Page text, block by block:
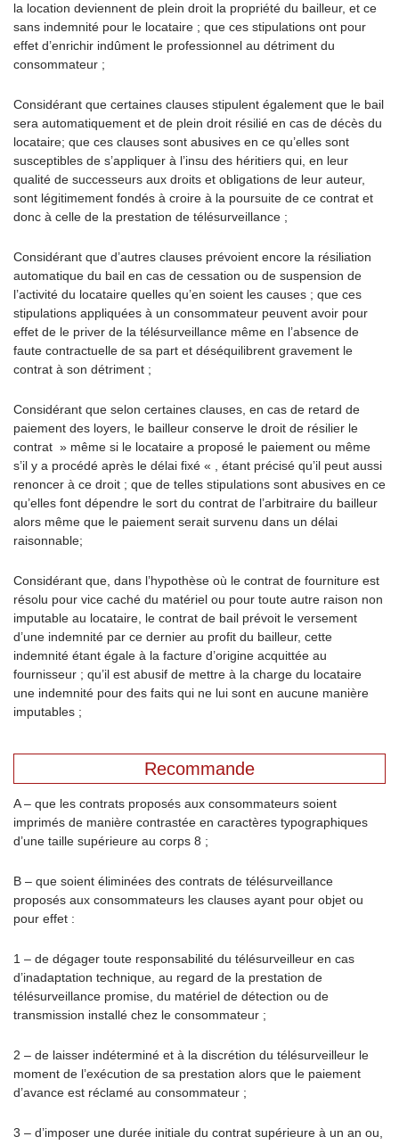
la location deviennent de plein droit la propriété du bailleur, et ce
sans indemnité pour le locataire ; que ces stipulations ont pour
effet d’enrichir indûment le professionnel au détriment du
consommateur ;
Considérant que certaines clauses stipulent également que le bail
sera automatiquement et de plein droit résilié en cas de décès du
locataire; que ces clauses sont abusives en ce qu’elles sont
susceptibles de s’appliquer à l’insu des héritiers qui, en leur
qualité de successeurs aux droits et obligations de leur auteur,
sont légitimement fondés à croire à la poursuite de ce contrat et
donc à celle de la prestation de télésurveillance ;
Considérant que d’autres clauses prévoient encore la résiliation
automatique du bail en cas de cessation ou de suspension de
l’activité du locataire quelles qu’en soient les causes ; que ces
stipulations appliquées à un consommateur peuvent avoir pour
effet de le priver de la télésurveillance même en l’absence de
faute contractuelle de sa part et déséquilibrent gravement le
contrat à son détriment ;
Considérant que selon certaines clauses, en cas de retard de
paiement des loyers, le bailleur conserve le droit de résilier le
contrat » même si le locataire a proposé le paiement ou même
s’il y a procédé après le délai fixé « , étant précisé qu’il peut aussi
renoncer à ce droit ; que de telles stipulations sont abusives en ce
qu’elles font dépendre le sort du contrat de l’arbitraire du bailleur
alors même que le paiement serait survenu dans un délai
raisonnable;
Considérant que, dans l’hypothèse où le contrat de fourniture est
résolu pour vice caché du matériel ou pour toute autre raison non
imputable au locataire, le contrat de bail prévoit le versement
d’une indemnité par ce dernier au profit du bailleur, cette
indemnité étant égale à la facture d’origine acquittée au
fournisseur ; qu’il est abusif de mettre à la charge du locataire
une indemnité pour des faits qui ne lui sont en aucune manière
imputables ;
Recommande
A – que les contrats proposés aux consommateurs soient
imprimés de manière contrastée en caractères typographiques
d’une taille supérieure au corps 8 ;
B – que soient éliminées des contrats de télésurveillance
proposés aux consommateurs les clauses ayant pour objet ou
pour effet :
1 – de dégager toute responsabilité du télésurveilleur en cas
d’inadaptation technique, au regard de la prestation de
télésurveillance promise, du matériel de détection ou de
transmission installé chez le consommateur ;
2 – de laisser indéterminé et à la discrétion du télésurveilleur le
moment de l’exécution de sa prestation alors que le paiement
d’avance est réclamé au consommateur ;
3 – d’imposer une durée initiale du contrat supérieure à un an ou,